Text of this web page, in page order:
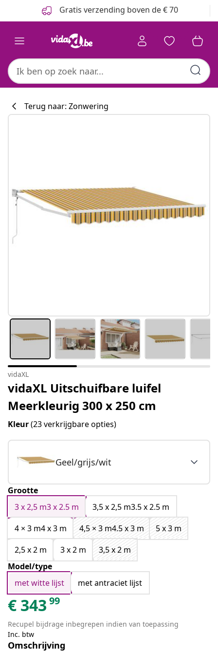
Gratis verzending boven de € 70
Terug naar: Zonwering
vidaXL
vidaXL Uitschuifbare luifel
Meerkleurig 300 x 250 cm
Kleur(23 verkrijgbare opties)
Geel/grijs/wit
Grootte
3 x 2,5 m3 x 2.5 m
3,5 x 2,5 m3.5 x 2.5 m
4 × 3 m4 x 3 m
4,5 × 3 m4.5 x 3 m
5 x 3 m
2,5 x 2 m
3 x 2 m
3,5 x 2 m
Model/type
met witte lijst
met antraciet lijst
€ 343 99
Recupel bijdrage inbegrepen indien van toepassing
Inc. btw
Omschrijving